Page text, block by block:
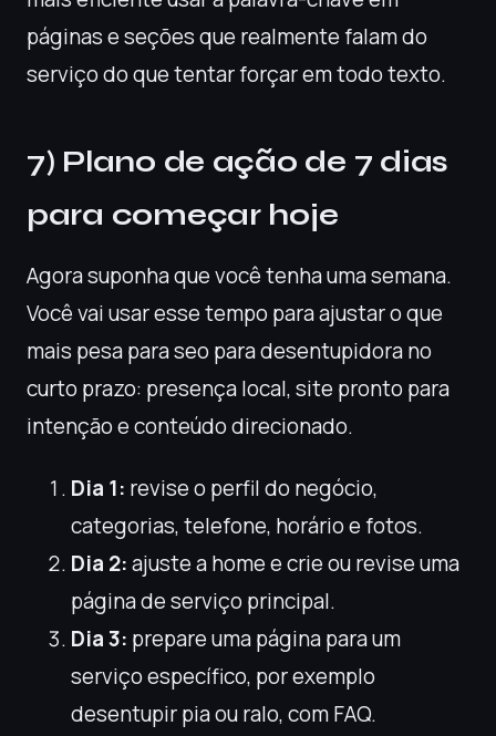
páginas e seções que realmente falam do
serviço do que tentar forçar em todo texto.
7) Plano de ação de 7 dias
para começar hoje
Agora suponha que você tenha uma semana.
Você vai usar esse tempo para ajustar o que
mais pesa para seo para desentupidora no
curto prazo: presença local, site pronto para
intenção e conteúdo direcionado.
Dia 1: revise o perfil do negócio,
categorias, telefone, horário e fotos.
Dia 2:ajuste a home e crie ou revise uma
página de serviço principal.
Dia 3: prepare uma página para um
serviço específico, por exemplo
desentupir pia ou ralo, com FAQ.